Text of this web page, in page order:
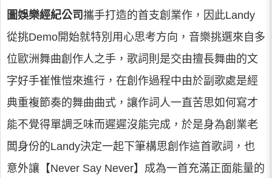
圖娛樂經紀公司攜手打造的首支創業作，因此Landy
從挑Demo開始就特別用心思考方向，音樂挑選來自多
位歐洲舞曲創作人之手，歌詞則是交由擅長舞曲的文
字好手崔惟愷來進行，在創作過程中由於副歌處是經
典重複節奏的舞曲曲式，讓作詞人一直苦思如何寫才
能不覺得單調乏味而遲遲沒能完成，於是身為創業老
闆身份的Landy決定一起下筆構思創作這首歌詞，也
意外讓【Never Say Never】成為一首充滿正面能量的